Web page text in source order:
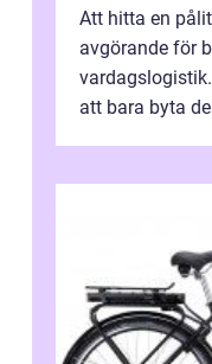
Att hitta en
avgörande för
att bara byta